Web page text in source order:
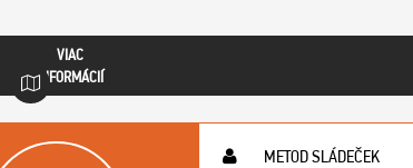
VIAC
INFORMÁCIÍ
METOD SLÁDEČEK